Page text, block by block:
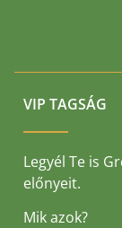
VIP TAGSÁG
Legyél Te is
előnyeit.
Mik azok?